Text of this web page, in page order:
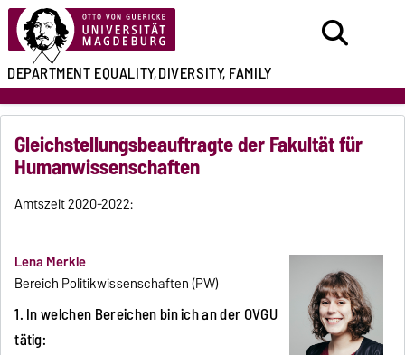
DEPARTMENTEQUALITY,DIVERSITY, FAMILY
Gleichstellungsbeauftragte der Fakultät für
Humanwissenschaften
Amtszeit 2020-2022:
Lena Merkle
Bereich Politikwissenschaften (PW)
1. In welchen Bereichen bin ich an der OVGU
tätig: